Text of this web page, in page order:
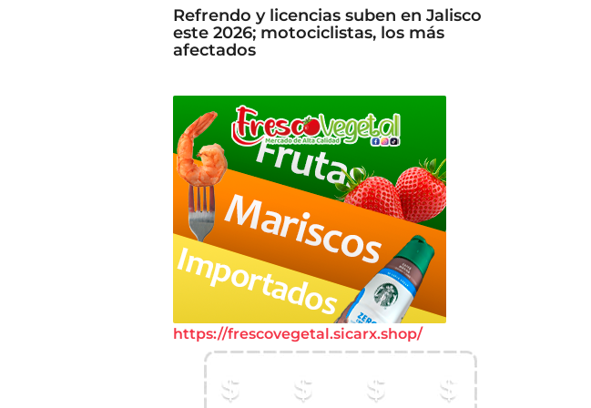
Refrendo y licencias suben en Jalisco
este 2026; motociclistas, los más
afectados
https://frescovegetal.sicarx.shop/